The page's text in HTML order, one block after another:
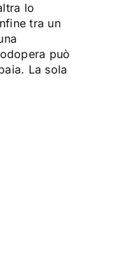
lo
tra un
può
La sola